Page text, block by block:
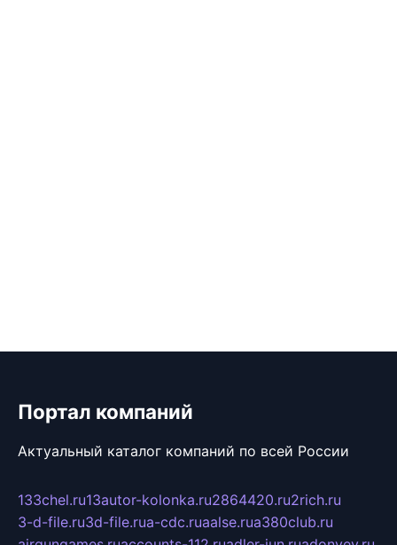
Портал компаний
Актуальный каталог компаний по всей России
133chel.ru13autor-kolonka.ru2864420.ru2rich.ru
3-d-file.ru3d-file.rua-cdc.ruaalse.rua380club.ru